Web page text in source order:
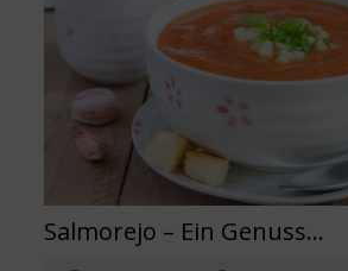
Salmorejo – Ein Genuss aus Spanien